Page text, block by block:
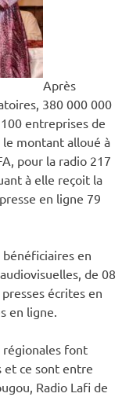
Après
380 000 000
entreprises de
montant alloué à
pour la radio 217
à elle reçoit la
en ligne 79
en
de 08
écrites en
en ligne.
régionales font
et ce sont entre
Radio Lafi de